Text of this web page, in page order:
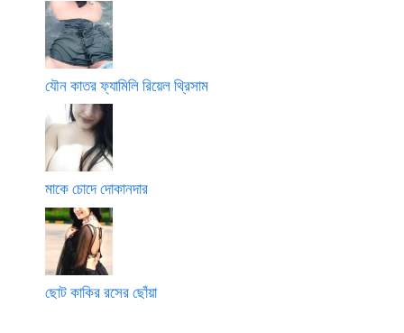
যৌন কাতর ফ্যামিলি রিয়েল থ্রিসাম
মাকে চোদে দোকানদার
ছোট কাকির রসের ছোঁয়া